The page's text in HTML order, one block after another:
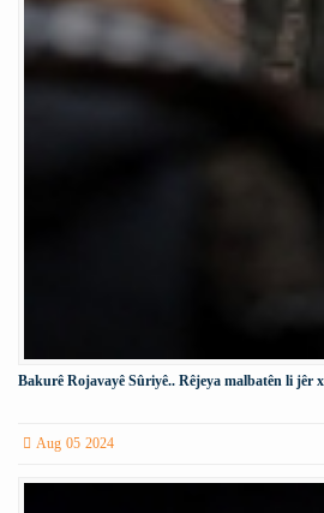
Bakurê Rojavayê Sûriyê.. Rêjeya malbatên li jêr
Aug 05 2024